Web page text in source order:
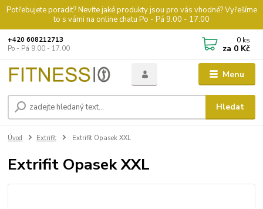
Potřebujete poradit? Nevíte jaké produkty jsou pro vás vhodné? Vyřešíme
to s vámi na online chatu Po - Pá 9.00 - 17.00
Menu
Hledat
+420 608212713
Po - Pá 9.00 - 17.00
0 ks
za 0 Kč
Úvod Extrifit Extrifit Opasek XXL
Extrifit Opasek XXL